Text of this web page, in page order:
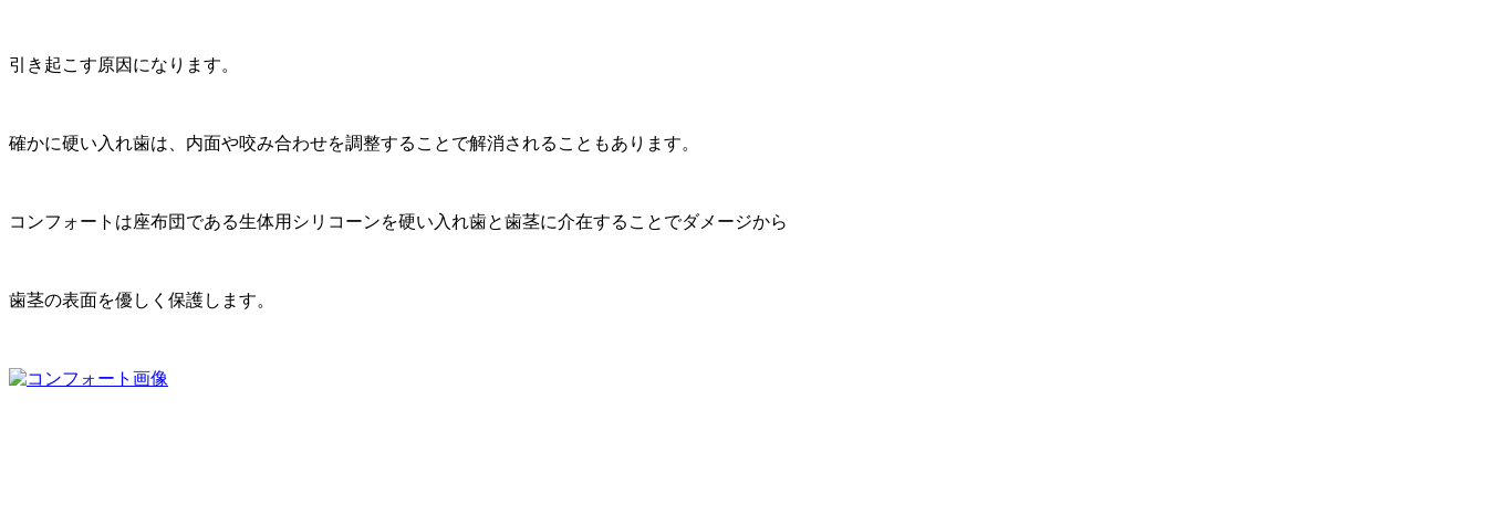
引き起こす原因になります。
確かに硬い入れ歯は、内面や咬み合わせを調整することで解消されることもあります。
コンフォートは座布団である生体用シリコーンを硬い入れ歯と歯茎に介在することでダメージから
歯茎の表面を優しく保護します。